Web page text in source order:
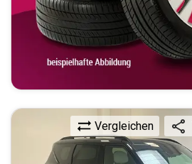
Vergleichen